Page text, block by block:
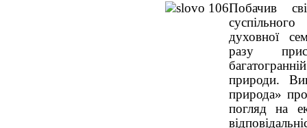
Побачив
духовної
разу
природи.
природа»
погляд на